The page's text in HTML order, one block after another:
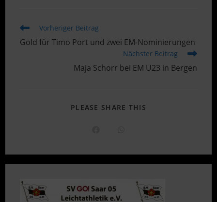
Weitere
Artikel
ansehen
Vorheriger Beitrag
Gold für Timo Port und zwei EM-Nominierungen
Nächster Beitrag
Maja Schorr bei EM U23 in Bergen
PLEASE SHARE THIS
neuen neuen